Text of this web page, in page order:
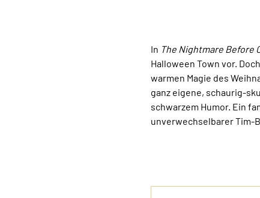
In The Nightmare Before
Halloween Town vor.
warmen Magie des
ganz eigene, schaurig-
schwarzem Humor. Ein
unverwechselbarer Tim-